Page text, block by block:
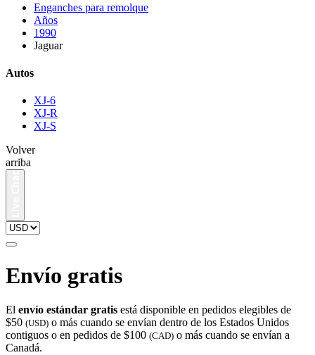
Enganches para remolque
Años
1990
Jaguar
Autos
XJ-6
XJ-R
XJ-S
Volver
arriba
Envío gratis
El envío estándar gratis está disponible en pedidos elegibles de
$50 (USD) o más cuando se envían dentro de los Estados Unidos
contiguos o en pedidos de $100 (CAD) o más cuando se envían a
Canadá.